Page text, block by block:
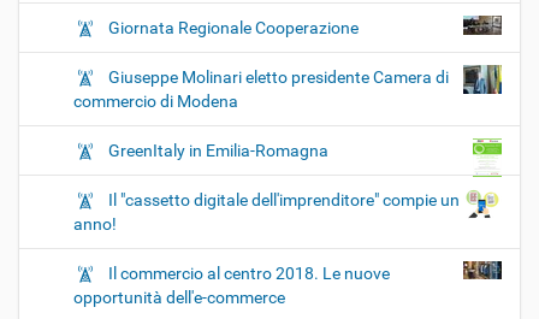
Giornata Regionale Cooperazione
Giuseppe Molinari eletto presidente Camera di
commercio di Modena
GreenItaly in Emilia-Romagna
Il "cassetto digitale dell'imprenditore" compie un
anno!
Il commercio al centro 2018. Le nuove
opportunità dell'e-commerce